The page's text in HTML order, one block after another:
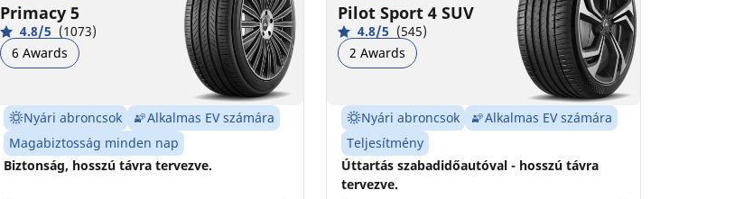
Primacy 5
4.8/5 (1073)
6 Awards
Nyári abroncsok
Alkalmas EV számára
Magabiztosság minden nap
Biztonság, hosszú távra tervezve.
Pilot Sport 4 SUV
4.8/5 (545)
2 Awards
Nyári abroncsok
Alkalmas EV számára
Teljesítmény
Úttartás szabadidőautóval - hosszú távra
tervezve.